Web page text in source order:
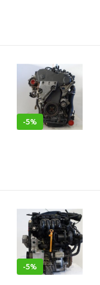
-5%
-5%